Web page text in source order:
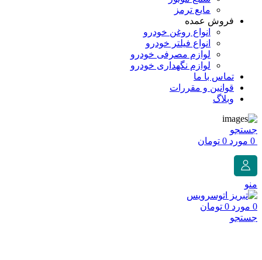
مایع ترمز
فروش عمده
انواع روغن خودرو
انواع فیلتر خودرو
لوازم مصرفی خودرو
لوازم نگهداری خودرو
تماس با ما
قوانین و مقررات
وبلاگ
جستجو
0 مورد 0 تومان
منو
0 مورد 0 تومان
جستجو